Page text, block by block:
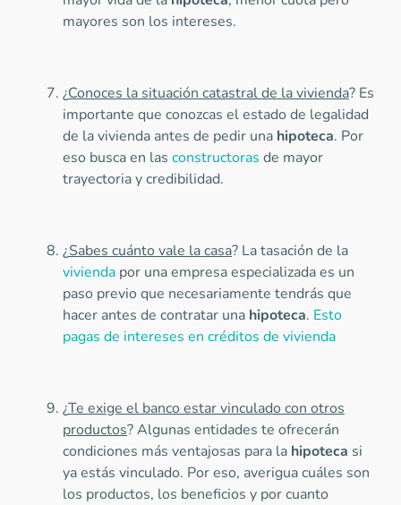
mayores son los intereses.
¿Conoces la situación catastral de la vivienda? Es
importante que conozcas el estado de legalidad
de la vivienda antes de pedir una hipoteca. Por
eso busca en las constructoras de mayor
trayectoria y credibilidad.
¿Sabes cuánto vale la casa? La tasación de la
vivienda por una empresa especializada es un
paso previo que necesariamente tendrás que
hacer antes de contratar una hipoteca. Esto
pagas de intereses en créditos de vivienda
¿Te exige el banco estar vinculado con otros
productos? Algunas entidades te ofrecerán
condiciones más ventajosas para la hipoteca si
ya estás vinculado. Por eso, averigua cuáles son
los productos, los beneficios y por cuanto